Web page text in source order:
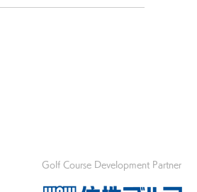
Golf Course Development Partner